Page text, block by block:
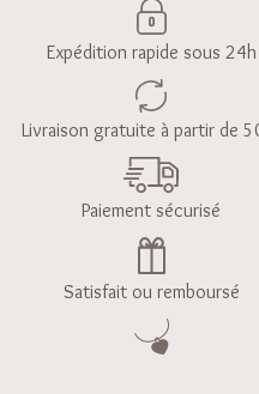
Expédition rapide sous 24h
Livraison gratuite à partir de
Paiement sécurisé
Satisfait ou remboursé